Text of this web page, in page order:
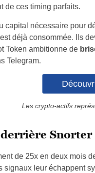
de ces timing parfaits.
capital nécessaire pour
déjà consommée. Ils
Token ambitionne de
Telegram.
Les crypto-actifs
Snorter
de 25x en deux mois
signaux leur échappent